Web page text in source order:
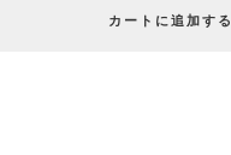
カートに追加する